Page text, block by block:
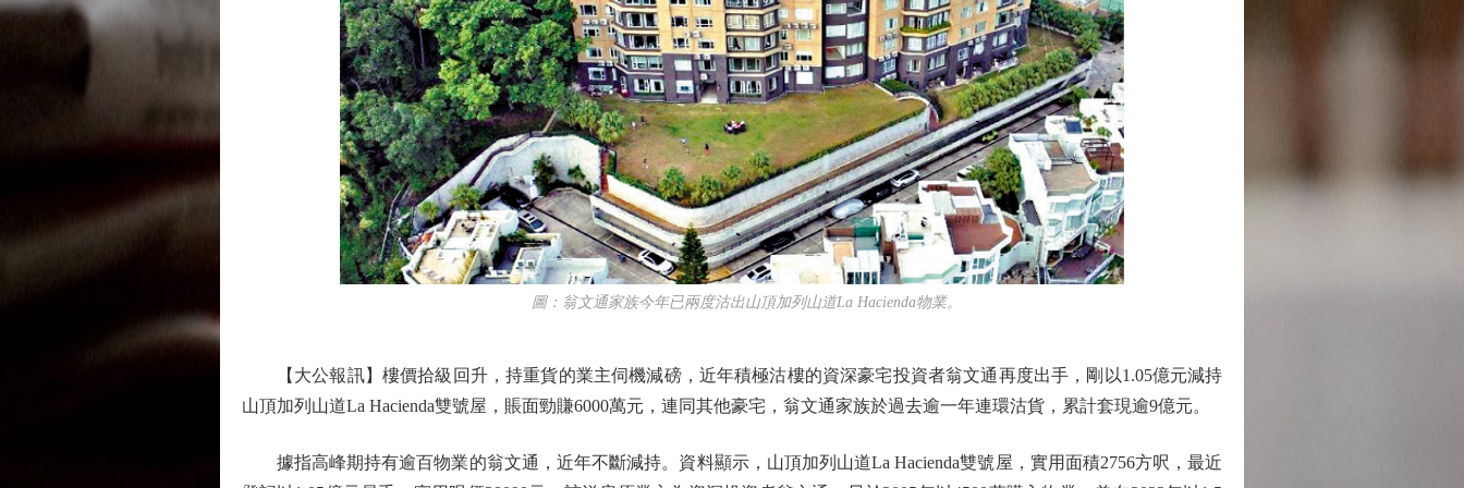
圖：翁文通家族今年已兩度沽出山頂加列山道La Hacienda物業。
【大公報訊】樓價拾級回升，持重貨的業主伺機減磅，近年積極沽樓的資深豪宅投資者翁文通再度出手，剛以1.05億元減持
山頂加列山道La Hacienda雙號屋，賬面勁賺6000萬元，連同其他豪宅，翁文通家族於過去逾一年連環沽貨，累計套現逾9億元。
據指高峰期持有逾百物業的翁文通，近年不斷減持。資料顯示，山頂加列山道La Hacienda雙號屋，實用面積2756方呎，最近